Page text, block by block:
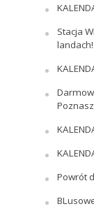
Stacja
landach!
Powrót